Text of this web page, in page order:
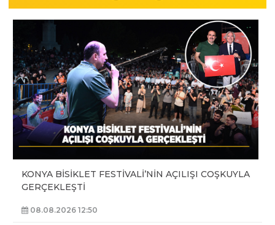
KONYA BİSİKLET FESTİVALİ’NİN AÇILIŞI COŞKUYLA
GERÇEKLEŞTİ
08.08.2026 12:50